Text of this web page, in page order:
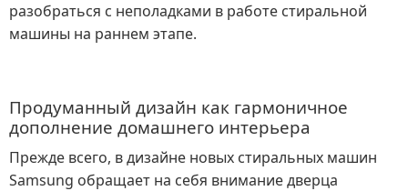
разобраться с неполадками в работе стиральной
машины на раннем этапе.
Продуманный дизайн как гармоничное
дополнение домашнего интерьера
Прежде всего, в дизайне новых стиральных машин
Samsung обращает на себя внимание дверца